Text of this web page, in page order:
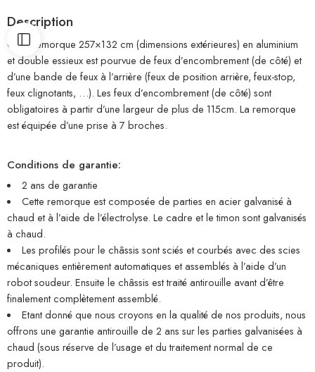
Description
Cette remorque 257×132 cm (dimensions extérieures) en aluminium
et double essieux est pourvue de feux d’encombrement (de côté) et
d’une bande de feux à l’arrière (feux de position arrière, feux-stop,
feux clignotants, …). Les feux d’encombrement (de côté) sont
obligatoires à partir d’une largeur de plus de 115cm. La remorque
est équipée d’une prise à 7 broches.
Conditions de garantie:
2 ans de garantie
Cette remorque est composée de parties en acier galvanisé à
chaud et à l’aide de l’électrolyse. Le cadre et le timon sont galvanisés
à chaud.
Les profilés pour le châssis sont sciés et courbés avec des scies
mécaniques entièrement automatiques et assemblés à l’aide d’un
robot soudeur. Ensuite le châssis est traité antirouille avant d’être
finalement complètement assemblé.
Etant donné que nous croyons en la qualité de nos produits, nous
offrons une garantie antirouille de 2 ans sur les parties galvanisées à
chaud (sous réserve de l’usage et du traitement normal de ce
produit).